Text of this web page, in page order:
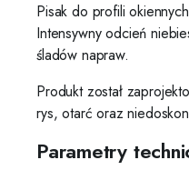
Pisak do profili
Intensywny odcień
śladów napraw.
Produkt został
rys, otarć oraz
Parametry